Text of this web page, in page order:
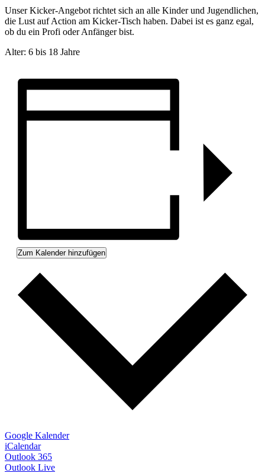
Unser Kicker-Angebot richtet sich an alle Kinder und Jugendlichen,
die Lust auf Action am Kicker-Tisch haben. Dabei ist es ganz egal,
ob du ein Profi oder Anfänger bist.
Alter: 6 bis 18 Jahre
Zum Kalender hinzufügen
Google Kalender
iCalendar
Outlook 365
Outlook Live